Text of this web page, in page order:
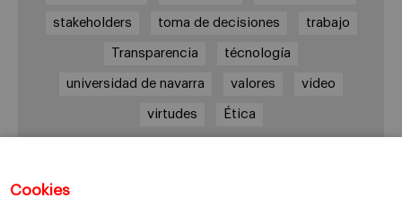
Cookies
stakeholders toma de decisiones trabajo
Transparencia técnología
universidad de navarra valores video
virtudes Ética
Enlaces de interés